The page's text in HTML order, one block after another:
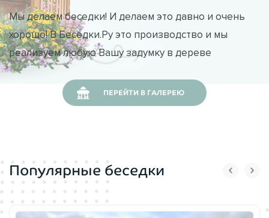
Мы делаем беседки! И делаем это давно и очень
хорошо! В Беседки.Ру это производство и мы
реализуем любую Вашу задумку в дереве
ПЕРЕЙТИ В ГАЛЕРЕЮ
Популярные беседки